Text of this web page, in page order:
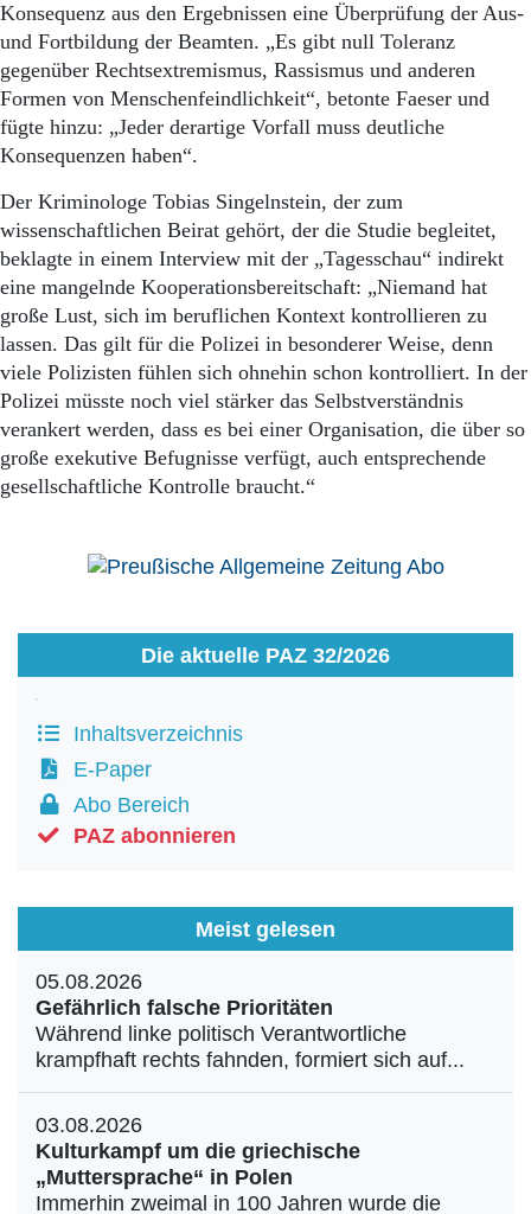
Konsequenz aus den Ergebnissen eine Überprüfung der Aus-
und Fortbildung der Beamten. „Es gibt null Toleranz
gegenüber Rechtsextremismus, Rassismus und anderen
Formen von Menschenfeindlichkeit“, betonte Faeser und
fügte hinzu: „Jeder derartige Vorfall muss deutliche
Konsequenzen haben“.
Der Kriminologe Tobias Singelnstein, der zum
wissenschaftlichen Beirat gehört, der die Studie begleitet,
beklagte in einem Interview mit der „Tagesschau“ indirekt
eine mangelnde Kooperationsbereitschaft: „Niemand hat
große Lust, sich im beruflichen Kontext kontrollieren zu
lassen. Das gilt für die Polizei in besonderer Weise, denn
viele Polizisten fühlen sich ohnehin schon kontrolliert. In der
Polizei müsste noch viel stärker das Selbstverständnis
verankert werden, dass es bei einer Organisation, die über so
große exekutive Befugnisse verfügt, auch entsprechende
gesellschaftliche Kontrolle braucht.“
Die aktuelle PAZ 32/2026
Inhaltsverzeichnis
E-Paper
Abo Bereich
PAZ abonnieren
Meist gelesen
05.08.2026
Gefährlich falsche Prioritäten
Während linke politisch Verantwortliche
krampfhaft rechts fahnden, formiert sich auf...
03.08.2026
Kulturkampf um die griechische
„Muttersprache“ in Polen
Immerhin zweimal in 100 Jahren wurde die